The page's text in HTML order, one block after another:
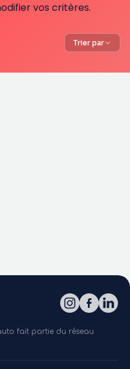
vos critères.
Trier par
fait partie du réseau